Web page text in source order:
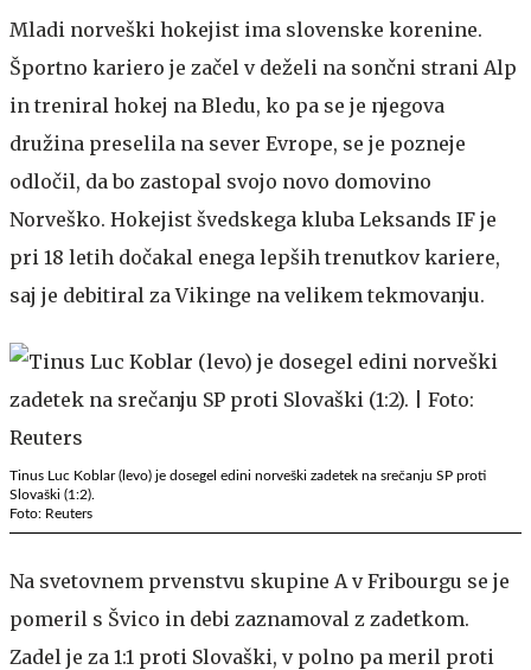
Mladi norveški hokejist ima slovenske korenine.
Športno kariero je začel v deželi na sončni strani Alp
in treniral hokej na Bledu, ko pa se je njegova
družina preselila na sever Evrope, se je pozneje
odločil, da bo zastopal svojo novo domovino
Norveško. Hokejist švedskega kluba Leksands IF je
pri 18 letih dočakal enega lepših trenutkov kariere,
saj je debitiral za Vikinge na velikem tekmovanju.
Tinus Luc Koblar (levo) je dosegel edini norveški zadetek na srečanju SP proti
Slovaški (1:2).
Foto: Reuters
Na svetovnem prvenstvu skupine A v Fribourgu se je
pomeril s Švico in debi zaznamoval z zadetkom.
Zadel je za 1:1 proti Slovaški, v polno pa meril proti